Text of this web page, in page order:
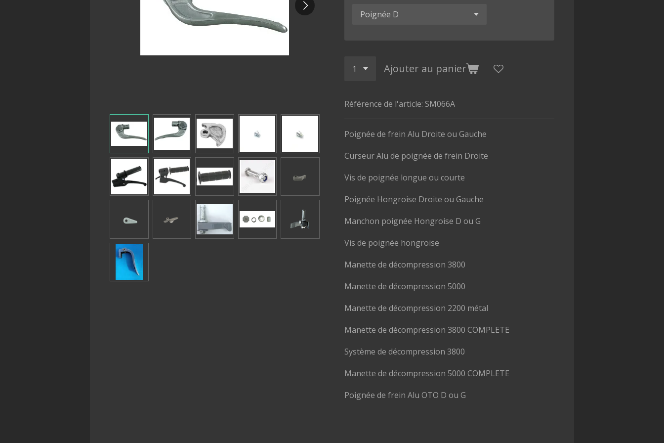
Ajouter au panier
Référence de l'article: SM066A
Poignée de frein Alu Droite ou Gauche
Curseur Alu de poignée de frein Droite
Vis de poignée longue ou courte
Poignée Hongroise Droite ou Gauche
Manchon poignée Hongroise D ou G
Vis de poignée hongroise
Manette de décompression 3800
Manette de décompression 5000
Manette de décompression 2200 métal
Manette de décompression 3800 COMPLETE
Système de décompression 3800
Manette de décompression 5000 COMPLETE
Poignée de frein Alu OTO D ou G